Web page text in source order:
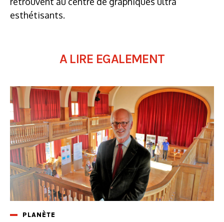
esthétisants.
A LIRE EGALEMENT
PLANÈTE